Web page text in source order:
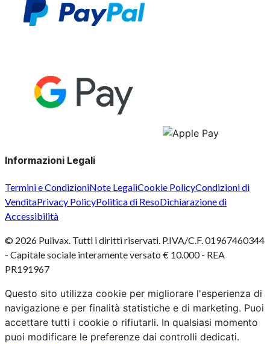
Informazioni Legali
Termini e CondizioniNote LegaliCookie PolicyCondizioni di
VenditaPrivacy PolicyPolitica di ResoDichiarazione di
Accessibilità
© 2026 Pulivax. Tutti i diritti riservati. P.IVA/C.F. 01967460344
- Capitale sociale interamente versato € 10.000 - REA
PR191967
Questo sito utilizza cookie per migliorare l'esperienza di
navigazione e per finalità statistiche e di marketing. Puoi
accettare tutti i cookie o rifiutarli. In qualsiasi momento
puoi modificare le preferenze dai controlli dedicati.